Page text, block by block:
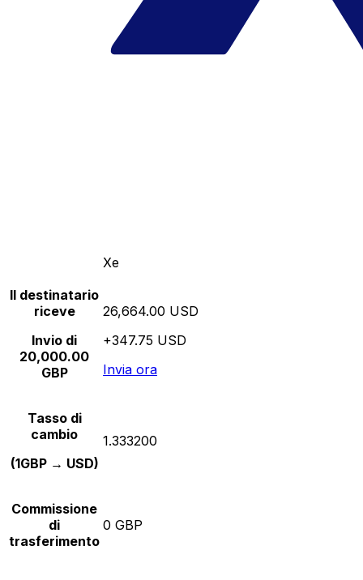
Xe
Il destinatario
riceve
Invio di
20,000.00
GBP
26,664.00 USD
+347.75 USD
Invia ora
Tasso di
cambio
(1GBP → USD)
1.333200
Commissione
di
trasferimento
0 GBP